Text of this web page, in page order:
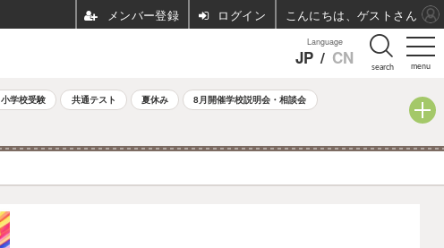
menu
Language
JP / CN search
小学校受験 共通テスト 夏休み 8月開催学校説明会・相談会
ログイン こんにちは、ゲストさん